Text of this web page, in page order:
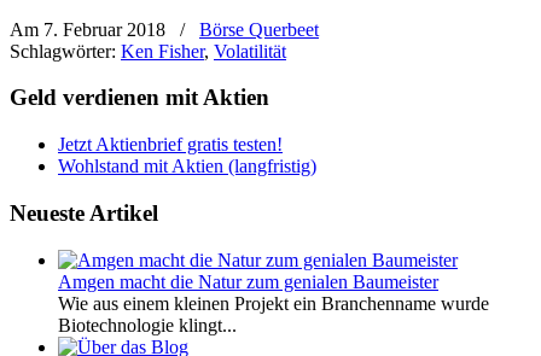
Am 7. Februar 2018
/
Börse Querbeet
Schlagwörter: Ken Fisher, Volatilität
Geld verdienen mit Aktien
Jetzt Aktienbrief gratis testen!
Wohlstand mit Aktien (langfristig)
Neueste Artikel
Amgen macht die Natur zum genialen Baumeister
Wie aus einem kleinen Projekt ein Branchenname wurde
Biotechnologie klingt...